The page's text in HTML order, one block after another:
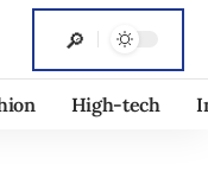
High-tech